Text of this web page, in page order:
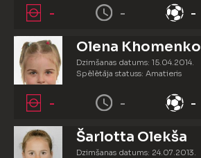
- - -
Olena Khomenko
Dzimšanas datums: 15.04.2014.
Spēlētāja statuss: Amatieris
- - -
Šarlotta Olekša
Dzimšanas datums: 24.07.2013.